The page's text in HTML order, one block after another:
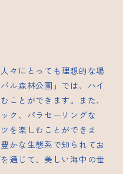
々にとっても理想的な場
ル森林公園」では、ハイ
ことができます。また、
ク、パラセーリングな
を楽しむことができま
かな生態系で知られてお
通じて、美しい海中の世